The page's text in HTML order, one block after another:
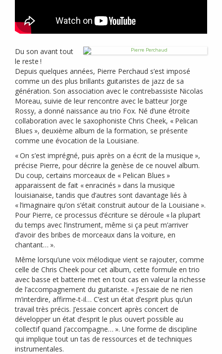
Du son avant tout
le reste !
Depuis quelques années, Pierre Perchaud s’est imposé
comme un des plus brillants guitaristes de jazz de sa
génération. Son association avec le contrebassiste Nicolas
Moreau, suivie de leur rencontre avec le batteur Jorge
Rossy, a donné naissance au trio Fox. Né d’une étroite
collaboration avec le saxophoniste Chris Cheek, « Pelican
Blues », deuxième album de la formation, se présente
comme une évocation de la Louisiane.
«On s’est imprégné, puis après on a écrit de la musique »,
précise Pierre, pour décrire la genèse de ce nouvel album.
Du coup, certains morceaux de « Pelican Blues »
apparaissent de fait «enracinés » dans la musique
louisianaise, tandis que d’autres sont davantage liés à
«l’imaginaire qu’on s’était construit autour de la Louisiane ».
Pour Pierre, ce processus d’écriture se déroule «la plupart
du temps avec l’instrument, même si ça peut m’arriver
d’avoir des bribes de morceaux dans la voiture, en
chantant… ».
Même lorsqu’une voix mélodique vient se rajouter, comme
celle de Chris Cheek pour cet album, cette formule en trio
avec basse et batterie met en tout cas en valeur la richesse
de l’accompagnement du guitariste. « J’essaie de ne rien
m’interdire, affirme-t-il… C’est un état d’esprit plus qu’un
travail très précis. J’essaie concert après concert de
développer un état d’esprit le plus ouvert possible au
collectif quand j’accompagne… ». Une forme de discipline
qui implique tout un tas de ressources et de techniques
instrumentales.